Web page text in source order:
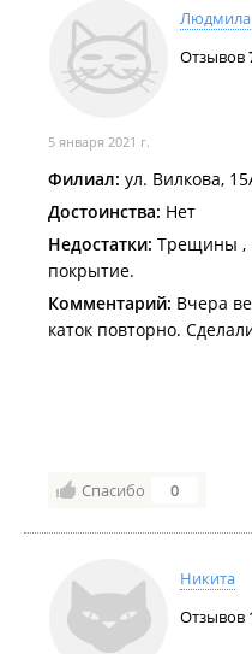
Людмила
Отзывов
5 января 2021 г.
Филиал: ул. Вилкова,
Достоинства: Нет
Недостатки: Трещины ,
покрытие.
Комментарий: Вчера
каток повторно.
Спасибо 0
Никита
Отзывов